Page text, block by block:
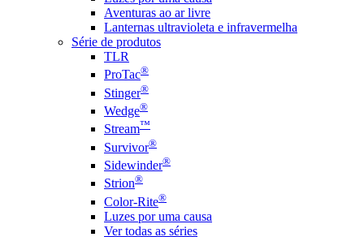
Aventuras ao ar livre
Lanternas ultravioleta e infravermelha
Série de produtos
TLR
ProTac®
Stinger®
Wedge®
Stream™
Survivor®
Sidewinder®
Strion®
Color-Rite®
Luzes por uma causa
Ver todas as séries